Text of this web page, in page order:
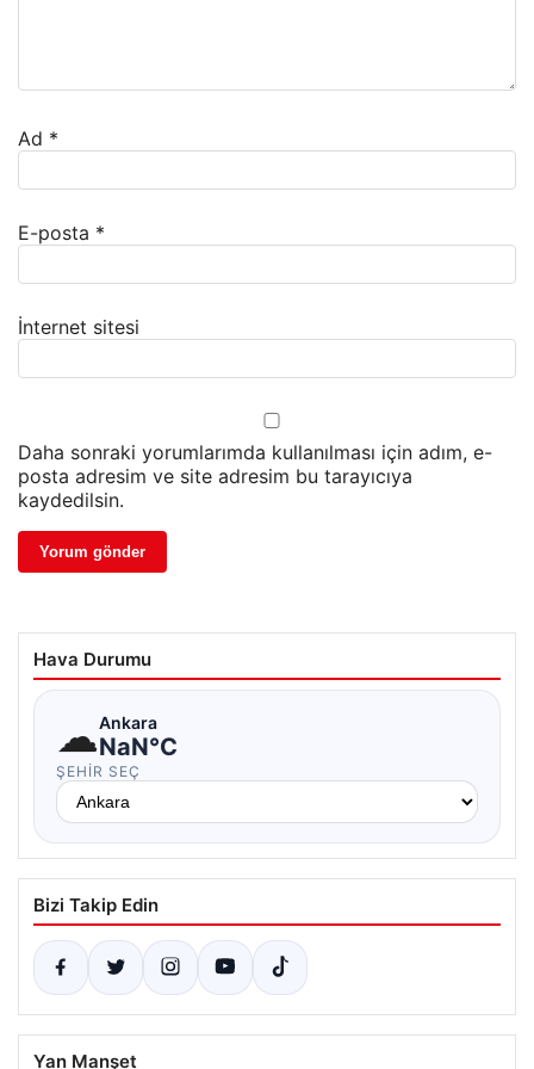
Ad *
E-posta *
İnternet sitesi
Daha sonraki yorumlarımda kullanılması için adım, e-
posta adresim ve site adresim bu tarayıcıya
kaydedilsin.
Hava Durumu
☁Ankara
NaN°C
ŞEHIR SEÇ
Bizi Takip Edin
Yan Manşet